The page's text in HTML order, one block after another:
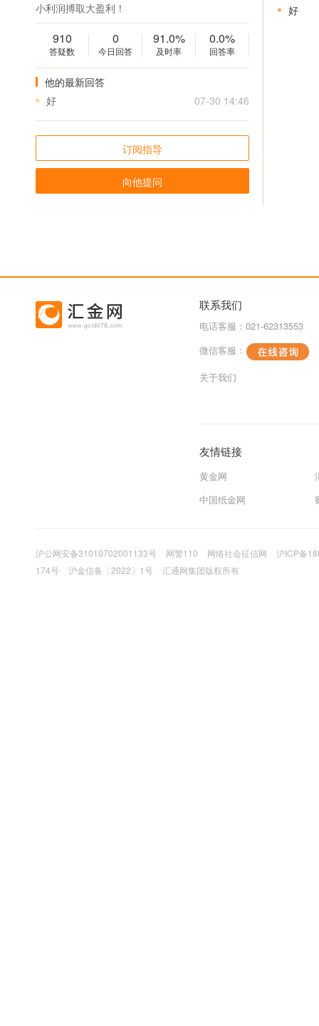
小利润搏取大盈利！
910
答疑数
0
今日回答
91.0%
及时率
0.0%
回答率
他的最新回答
好
07-30 14:46
订阅指导
向他提问
好
联系我们
电话客服：021-62313553
微信客服：
关于我们
友情链接
黄金网
中国纸金网
沪公网安备31010702001133号 网警110 网络社会征信网
沪ICP备
174号
沪金信备〔2022〕1号 汇通网集团版权所有